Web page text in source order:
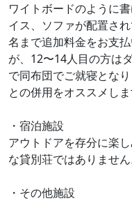
ワイトボードのように
イス、ソファが配置さ
名まで追加料金をお支
が、12〜14人目の方は
で同布団でご就寝とな
との併用をオススメしま
・宿泊施設
アウトドアを存分に楽
な貸別荘ではありません
・その他施設